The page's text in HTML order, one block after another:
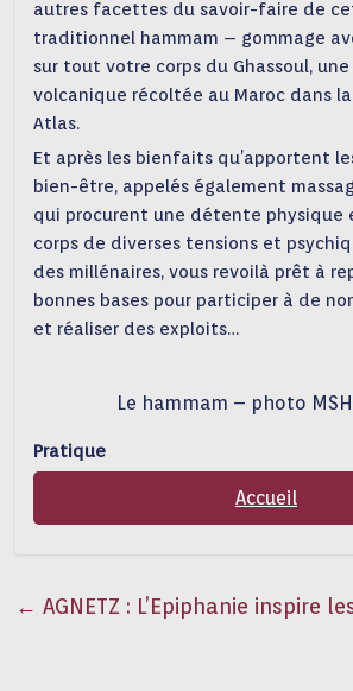
autres facettes du savoir-faire de
traditionnel hammam – gommage
sur tout votre corps du Ghassoul,
volcanique récoltée au Maroc dans
Atlas.
Et après les bienfaits qu’apportent
bien-être, appelés également
qui procurent une détente physique
corps de diverses tensions et
des millénaires, vous revoilà prêt à
bonnes bases pour participer à de
et réaliser des exploits…
Le hammam – photo
Pratique
Accueil
← AGNETZ : L’Epiphanie inspire